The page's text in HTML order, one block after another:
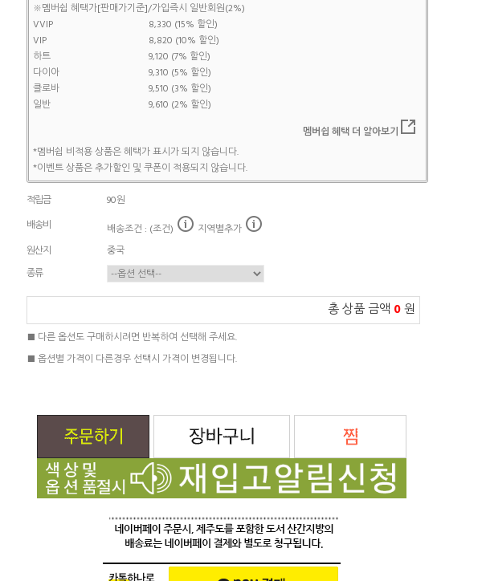
※멤버쉽 혜택가[판매가기준]/가입즉시 일반회원(2%)
VVIP
8,330 (15% 할인)
VIP
8,820 (10% 할인)
하트
9,120 (7% 할인)
다이아
9,310 (5% 할인)
클로바
9,510 (3% 할인)
일반
9,610 (2% 할인)
멤버쉽 혜택 더 알아보기
*멤버쉽 비적용 상품은 혜택가 표시가 되지 않습니다.
*이벤트 상품은 추가할인 및 쿠폰이 적용되지 않습니다.
적립금
90원
배송비
배송조건 : (조건)
지역별추가
원산지
중국
종류
총 상품 금액 0원
■ 다른 옵션도 구매하시려면 반복하여 선택해 주세요.
■ 옵션별 가격이 다른경우 선택시 가격이 변경됩니다.